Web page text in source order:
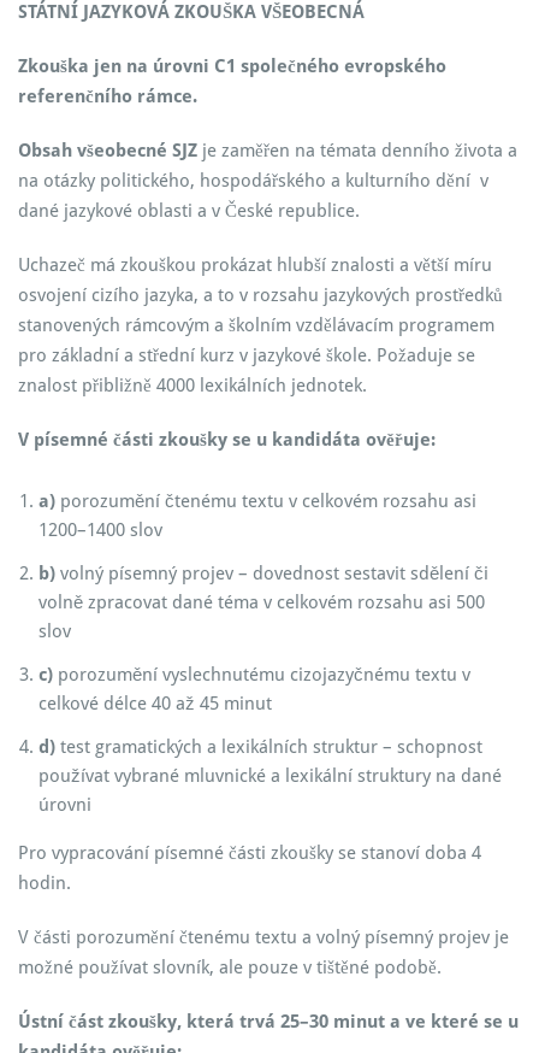
STÁTNÍ JAZYKOVÁ ZKOUŠKA VŠEOBECNÁ
Zkouška jen na úrovni C1 společného evropského
referenčního rámce.
Obsah všeobecné SJZ je zaměřen na témata denního života a
na otázky politického, hospodářského a kulturního dění v
dané jazykové oblasti a v České republice.
Uchazeč má zkouškou prokázat hlubší znalosti a větší míru
osvojení cizího jazyka, a to v rozsahu jazykových prostředků
stanovených rámcovým a školním vzdělávacím programem
pro základní a střední kurz v jazykové škole. Požaduje se
znalost přibližně 4000 lexikálních jednotek.
V písemné části zkoušky se u kandidáta ověřuje:
a) porozumění čtenému textu v celkovém rozsahu asi
1200–1400 slov
b) volný písemný projev – dovednost sestavit sdělení či
volně zpracovat dané téma v celkovém rozsahu asi 500
slov
c) porozumění vyslechnutému cizojazyčnému textu v
celkové délce 40 až 45 minut
d) test gramatických a lexikálních struktur – schopnost
používat vybrané mluvnické a lexikální struktury na dané
úrovni
Pro vypracování písemné části zkoušky se stanoví doba 4
hodin.
V části porozumění čtenému textu a volný písemný projev je
možné používat slovník, ale pouze v tištěné podobě.
Ústní část zkoušky, která trvá 25–30 minut a ve které se u